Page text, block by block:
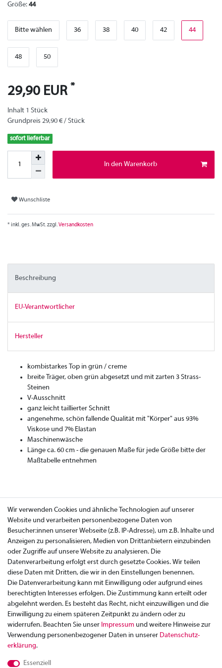
Größe: 44
Bitte wählen 36 38 40 42 44
48 50
29,90 EUR *
Inhalt 1 Stück
Grundpreis 29,90 € / Stück
sofort lieferbar
In den Warenkorb
Wunschliste
* inkl. ges. MwSt. zzgl.Versandkosten
Beschreibung
EU-Verantwortlicher
Hersteller
kombistarkes Top in grün / creme
breite Träger, oben grün abgesetzt und mit zarten 3 Strass-
Steinen
V-Ausschnitt
ganz leicht taillierter Schnitt
angenehme, schön fallende Qualität mit "Körper" aus 93%
Viskose und 7% Elastan
Maschinenwäsche
Länge ca. 60 cm - die genauen Maße für jede Größe bitte der
Maßtabelle entnehmen
Zahlung
Rücksendung
Wir verwenden Cookies und ähnliche Technologien auf unserer
Website und verarbeiten personenbezogene Daten von
Besucher:innen unserer Webseite (z.B. IP-Adresse), um z.B. Inhalte und
Anzeigen zu personalisieren, Medien von Drittanbietern einzubinden
oder Zugriffe auf unsere Website zu analysieren. Die
Datenverarbeitung erfolgt erst durch gesetzte Cookies. Wir teilen
diese Daten mit Dritten, die wir in den Einstellungen benennen.
Die Datenverarbeitung kann mit Einwilligung oder aufgrund eines
berechtigten Interesses erfolgen. Die Zustimmung kann erteilt oder
abgelehnt werden. Es besteht das Recht, nicht einzuwilligen und die
Einwilligung zu einem späteren Zeitpunkt zu ändern oder zu
widerrufen. Beachten Sie unser Impressum und weitere Hinweise zur
Verwendung personenbezogener Daten in unserer Daten­schutz­
erklärung.
Essenziell